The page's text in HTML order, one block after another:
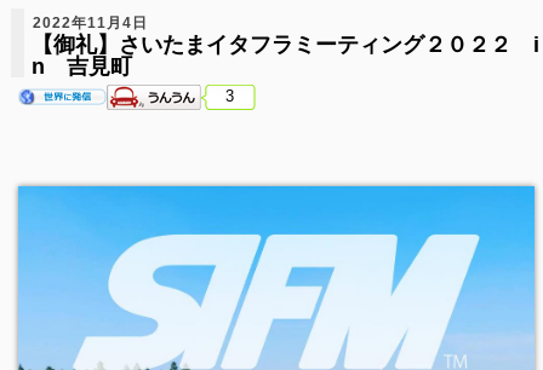
2022年11月4日
【御礼】さいたまイタフラミーティング２０２２ i
n 吉見町
3